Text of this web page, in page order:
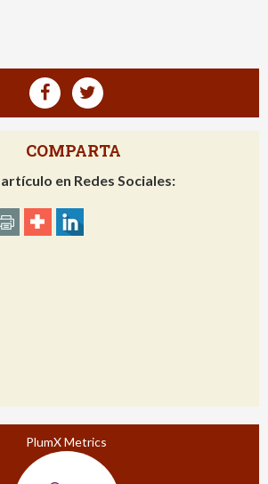
COMPARTA
en Redes Sociales:
PlumX Metrics